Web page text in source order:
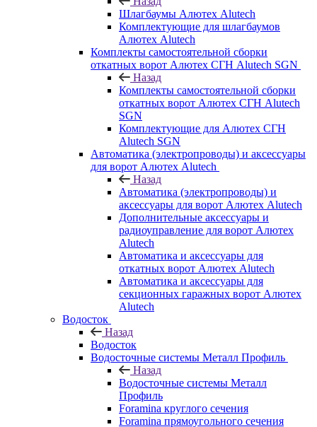
Шлагбаумы Алютех Alutech
Комплектующие для шлагбаумов
Алютех Alutech
Комплекты самостоятельной сборки
откатных ворот Алютех СГН Alutech SGN
Назад
Комплекты самостоятельной сборки
откатных ворот Алютех СГН Alutech
SGN
Комплектующие для Алютех СГН
Alutech SGN
Автоматика (электропроводы) и аксессуары
для ворот Алютех Alutech
Назад
Автоматика (электропроводы) и
аксессуары для ворот Алютех Alutech
Дополнительные аксессуары и
радиоуправление для ворот Алютех
Alutech
Автоматика и аксессуары для
откатных ворот Алютех Alutech
Автоматика и аксессуары для
секционных гаражных ворот Алютех
Alutech
Водосток
Назад
Водосток
Водосточные системы Металл Профиль
Назад
Водосточные системы Металл
Профиль
Foramina круглого сечения
Foramina прямоугольного сечения